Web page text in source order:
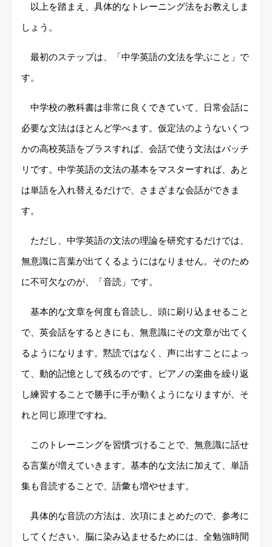
以上を踏まえ、具体的なトレーニング法をお教えしま
しょう。
最初のステップは、「中学英語の文法を学ぶこと」で
す。
中学校の教科書は非常に良くできていて、日常会話に
必要な文法はほとんど学べます。仮定法のようないくつ
かの高校英語をプラスすれば、会話で使う文法はバッチ
リです。中学英語の文法の基本をマスターすれば、あと
は単語を入れ替えるだけで、さまざまな会話ができま
す。
ただし、中学英語の文法の理論を研究するだけでは、
無意識に言葉が出てくるようにはなりません。そのため
に不可欠なのが、「音読」です。
基本的な文章を何度も音読し、頭に刷り込ませること
で、英会話をするときにも、無意識にその文章が出てく
るようになります。黙読ではなく、声に出すことによっ
て、動的記憶として残るのです。ピアノの楽曲を繰り返
し練習することで勝手に手が動くようになりますが、そ
れと同じ原理ですね。
このトレーニングを習慣づけることで、無意識に話せ
る言葉が増えていきます。基本的な文法に加えて、単語
集も音読することで、語彙も増やせます。
具体的な音読の方法は、次項にまとめたので、参考に
してください。脳に染み込ませるためには、全勉強時間